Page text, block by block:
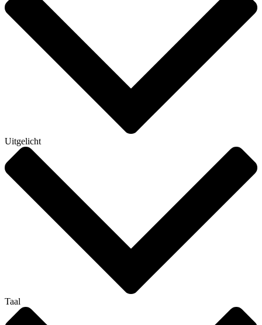
Uitgelicht
Taal